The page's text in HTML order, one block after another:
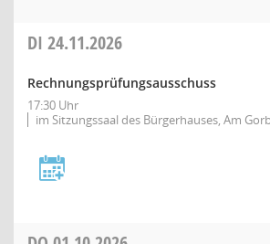
DI 24.11.2026
Rechnungsprüfungsausschuss
17:30 Uhr
im Sitzungssaal des Bürgerhauses, Am